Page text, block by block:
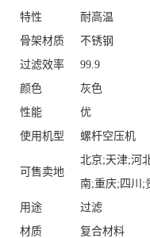
特性
耐高温
骨架材质
不锈钢
过滤效率
99.9
颜色
灰色
性能
优
使用机型
螺杆空压机
可售卖地
北京;天津;河
南;重庆;四川;
用途
过滤
材质
复合材料